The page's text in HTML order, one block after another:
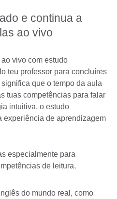
e continua a
ao vivo
vivo com estudo
teu professor para concluíres
que o tempo da aula
tuas competências para falar
intuitiva, o estudo
experiência de aprendizagem
especialmente para
de leitura,
do mundo real, como